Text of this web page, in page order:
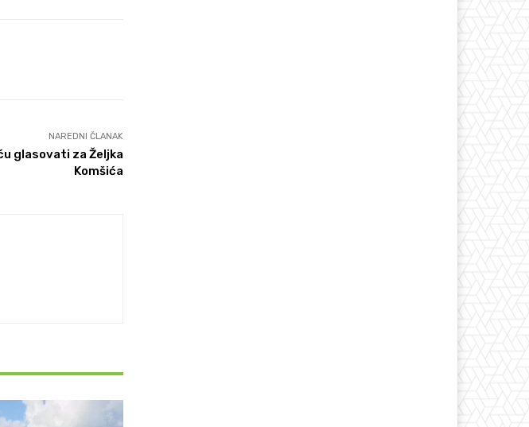
NAREDNI ČLANAK
glasovati za Željka
Komšića